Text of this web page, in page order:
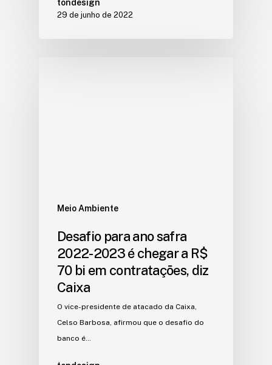
tondesign
29 de junho de 2022
Meio Ambiente
Desafio para ano safra
2022-2023 é chegar a R$
70 bi em contratações, diz
Caixa
O vice-presidente de atacado da Caixa,
Celso Barbosa, afirmou que o desafio do
banco é…